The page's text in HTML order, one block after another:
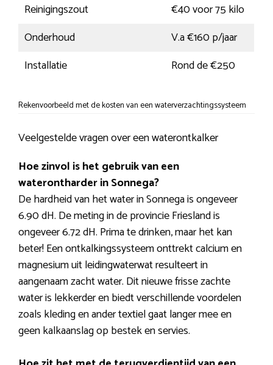
Reinigingszout
€40 voor 75 kilo
Onderhoud
V.a €160 p/jaar
Installatie
Rond de €250
Rekenvoorbeeld met de kosten van een waterverzachtingssysteem
Veelgestelde vragen over een waterontkalker
Hoe zinvol is het gebruik van een
waterontharder in Sonnega?
De hardheid van het water in Sonnega is ongeveer
6.90 dH. De meting in de provincie Friesland is
ongeveer 6.72 dH. Prima te drinken, maar het kan
beter! Een ontkalkingssysteem onttrekt calcium en
magnesium uit leidingwaterwat resulteert in
aangenaam zacht water. Dit nieuwe frisse zachte
water is lekkerder en biedt verschillende voordelen
zoals kleding en ander textiel gaat langer mee en
geen kalkaanslag op bestek en servies.